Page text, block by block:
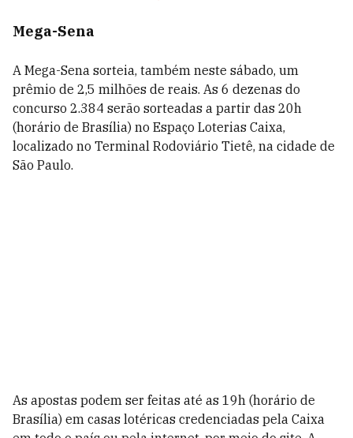
Mega-Sena
A Mega-Sena sorteia, também neste sábado, um
prêmio de 2,5 milhões de reais. As 6 dezenas do
concurso 2.384 serão sorteadas a partir das 20h
(horário de Brasília) no Espaço Loterias Caixa,
localizado no Terminal Rodoviário Tietê, na cidade de
São Paulo.
As apostas podem ser feitas até as 19h (horário de
Brasília) em casas lotéricas credenciadas pela Caixa